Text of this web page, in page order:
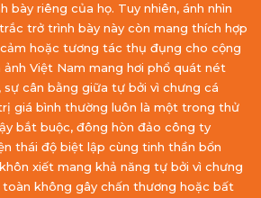
bày riêng của họ. Tuy nhiên, ánh nhìn
trở trình bày này còn mang thích hợp
hoặc tương tác thụ đụng cho cộng
ảnh Việt Nam mang hơi phổ quát nét
sự cân bằng giữa tự bởi vì chưng cá
giá bình thường luôn là một trong thử
bắt buộc, đông hòn đảo công ty
thái độ biệt lập cùng tinh thần bổn
xiết mang khả năng tự bởi vì chưng
không gây chấn thương hoặc bất